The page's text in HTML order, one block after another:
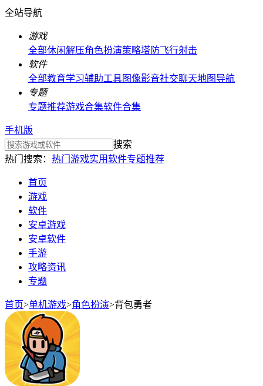
全站导航
游戏
全部休闲解压角色扮演策略塔防飞行射击
软件
全部教育学习辅助工具图像影音社交聊天地图导航
专题
专题推荐游戏合集软件合集
手机版
搜索
热门搜索： 热门游戏实用软件专题推荐
首页
游戏
软件
安卓游戏
安卓软件
手游
攻略资讯
专题
首页>单机游戏>角色扮演>背包勇者